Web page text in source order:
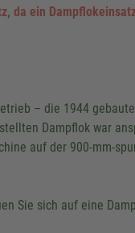
da ein
– die 1944 gebaute
Dampflok war
auf der 900-mm-
Sie sich auf eine